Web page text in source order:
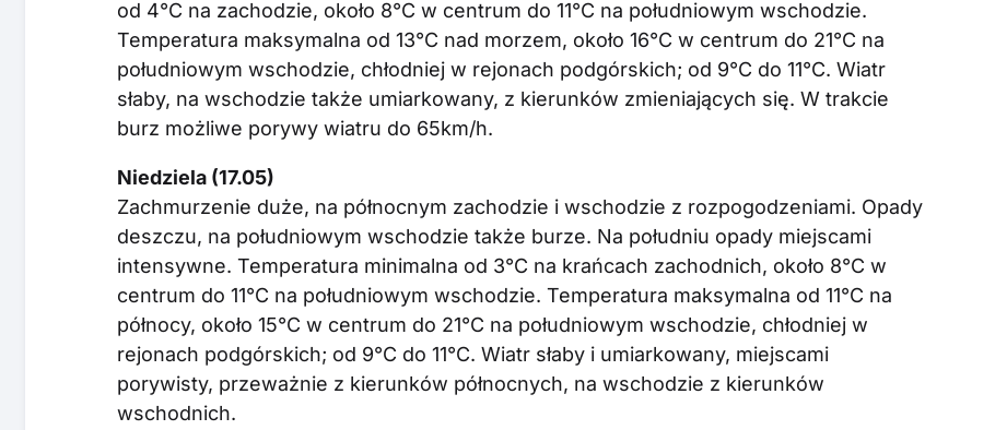
od 4°C na zachodzie, około 8°C w centrum do 11°C na południowym wschodzie.
Temperatura maksymalna od 13°C nad morzem, około 16°C w centrum do 21°C na
południowym wschodzie, chłodniej w rejonach podgórskich; od 9°C do 11°C. Wiatr
słaby, na wschodzie także umiarkowany, z kierunków zmieniających się. W trakcie
burz możliwe porywy wiatru do 65km/h.
Niedziela (17.05)
Zachmurzenie duże, na północnym zachodzie i wschodzie z rozpogodzeniami. Opady
deszczu, na południowym wschodzie także burze. Na południu opady miejscami
intensywne. Temperatura minimalna od 3°C na krańcach zachodnich, około 8°C w
centrum do 11°C na południowym wschodzie. Temperatura maksymalna od 11°C na
północy, około 15°C w centrum do 21°C na południowym wschodzie, chłodniej w
rejonach podgórskich; od 9°C do 11°C. Wiatr słaby i umiarkowany, miejscami
porywisty, przeważnie z kierunków północnych, na wschodzie z kierunków
wschodnich.